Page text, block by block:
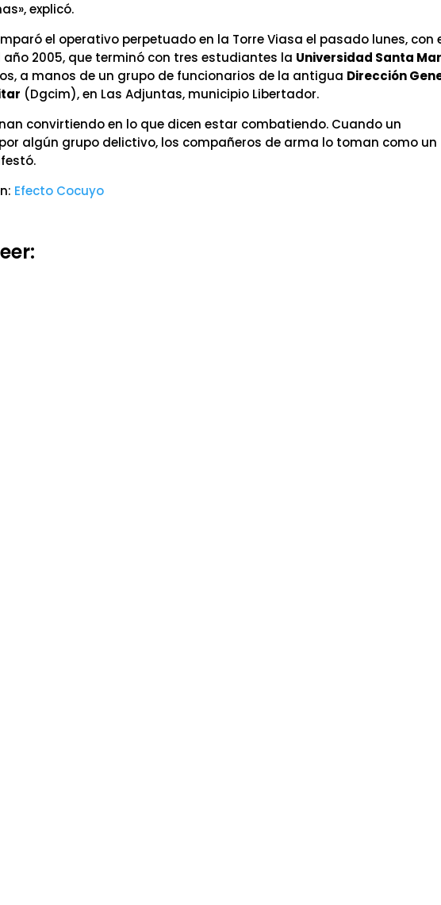
explicó.
el operativo perpetuado en la Torre Viasa el pasado lunes, con
2005, que terminó con tres estudiantes la Universidad Santa
a manos de un grupo de funcionarios de la antigua Dirección
(Dgcim), en Las Adjuntas, municipio Libertador.
convirtiendo en lo que dicen estar combatiendo. Cuando un
algún grupo delictivo, los compañeros de arma lo toman como un
Efecto Cocuyo